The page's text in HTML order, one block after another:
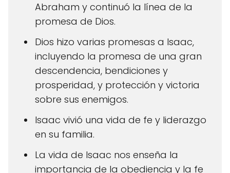
Abraham y continuó la línea de la
promesa de Dios.
Dios hizo varias promesas a Isaac,
incluyendo la promesa de una gran
descendencia, bendiciones y
prosperidad, y protección y victoria
sobre sus enemigos.
Isaac vivió una vida de fe y liderazgo
en su familia.
La vida de Isaac nos enseña la
importancia de la obediencia y la fe